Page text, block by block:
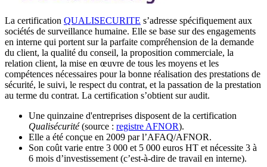
La certification QUALISECURITE s’adresse spécifiquement aux
sociétés de surveillance humaine. Elle se base sur des engagements
en interne qui portent sur la parfaite compréhension de la demande
du client, la qualité du conseil, la proposition commerciale, la
relation client, la mise en œuvre de tous les moyens et les
compétences nécessaires pour la bonne réalisation des prestations de
sécurité, le suivi, le respect du contrat, et la passation de la prestation
au terme du contrat. La certification s’obtient sur audit.
Une quinzaine d'entreprises disposent de la certification
Qualisécurité(source : registre AFNOR).
Elle a été conçue en 2009 par l’AFAQ/AFNOR.
Son coût varie entre 3 000 et 5 000 euros HT et nécessite 3 à
6 mois d’investissement (c’est-à-dire de travail en interne).